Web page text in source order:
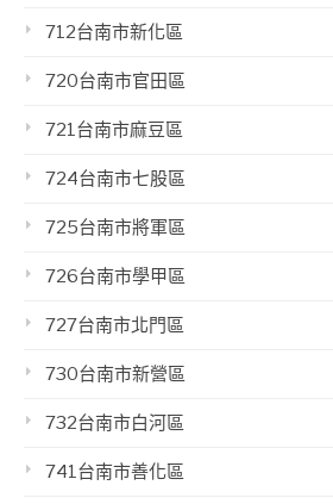
712台南市新化區
720台南市官田區
721台南市麻豆區
724台南市七股區
725台南市將軍區
726台南市學甲區
727台南市北門區
730台南市新營區
732台南市白河區
741台南市善化區